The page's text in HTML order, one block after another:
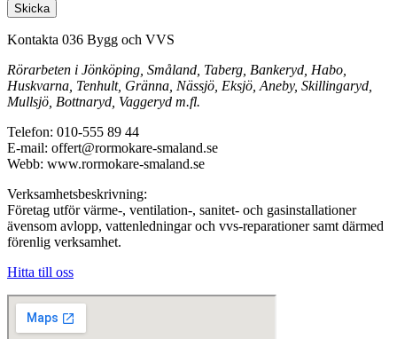
Skicka
Kontakta 036 Bygg och VVS
Rörarbeten i Jönköping, Småland, Taberg, Bankeryd, Habo,
Huskvarna, Tenhult, Gränna, Nässjö, Eksjö, Aneby, Skillingaryd,
Mullsjö, Bottnaryd, Vaggeryd m.fl.
Telefon: 010-555 89 44
E-mail: offert@rormokare-smaland.se
Webb: www.rormokare-smaland.se
Verksamhetsbeskrivning:
Företag utför värme-, ventilation-, sanitet- och gasinstallationer
ävensom avlopp, vattenledningar och vvs-reparationer samt därmed
förenlig verksamhet.
Hitta till oss